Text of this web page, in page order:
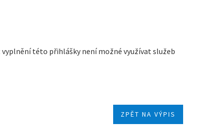
této přihlášky není možné využívat služeb
ZPĚT NA VÝPIS